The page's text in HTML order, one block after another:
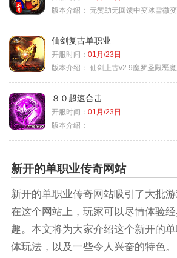
版本介绍： 无赞助无回馈中变冰雪微
仙剑复古单职业
开服时间： 01月/23日
版本介绍： 仙剑上古v2.9魔罗圣殿恶
８０超速合击
开服时间： 01月/23日
版本介绍：
新开的单职业传奇网站
新开的单职业传奇网站吸引了大批游
在这个网站上，玩家可以尽情体验
趣。本文将为大家介绍这个新开的
体玩法，以及一些令人兴奋的特色。